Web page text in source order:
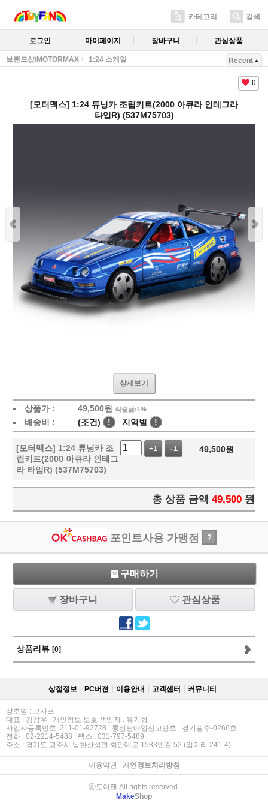
카테고리 검색
로그인 마이페이지 장바구니 관심상품
브랜드샵/MOTORMAX 1:24 스케일 Recent
0
[모터맥스] 1:24 튜닝카 조립키트(2000 아큐라 인테그라
타입R) (537M75703)
상세보기
상품가 : 49,500원 적립금:1%
배송비 : (조건) ! 지역별 !
[모터맥스] 1:24 튜닝카 조
립키트(2000 아큐라 인테그
라 타입R) (537M75703)
+1 -1 49,500원
총 상품 금액 49,500 원
포인트사용 가맹점 ?
구매하기
장바구니 관심상품
상품리뷰 [0]
상점정보 PC버젼 이용안내 고객센터 커뮤니티
상호명 : 코사프
대표 : 김창우 | 개인정보 보호 책임자 : 유기형
사업자등록번호 :211-01-92728 | 통신판매업신고번호 : 경기광주-0266호
전화 : 02-2214-5488 | 팩스 : 031-797-5489
주소 : 경기도 광주시 남한산성면 회안대로 1583번길 52 (엄미리 241-4)
이용약관| 개인정보처리방침
ⓒ토이팬 All rights reserved.
MakeShop